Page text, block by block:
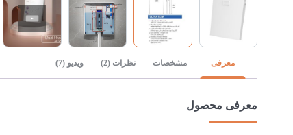
معرفی مشخصات نظرات (2) ویدیو (7)
معرفی محصول